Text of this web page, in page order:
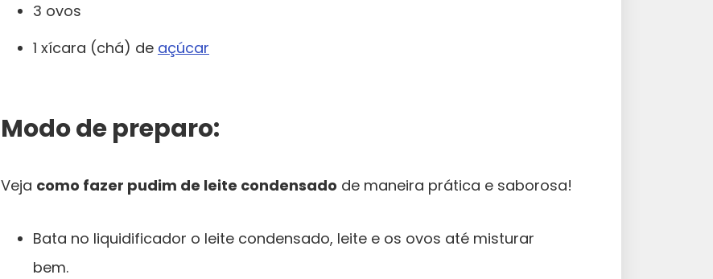
3 ovos
1 xícara (chá) de açúcar
Modo de preparo:
Veja como fazer pudim de leite condensado de maneira prática e saborosa!
Bata no liquidificador o leite condensado, leite e os ovos até misturar
bem.